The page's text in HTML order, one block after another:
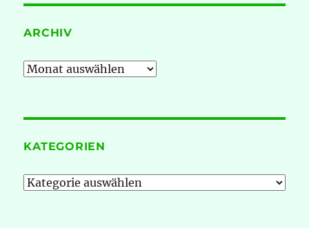
ARCHIV
Archiv
KATEGORIEN
Kategorien